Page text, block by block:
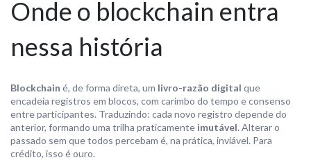
Onde o blockchain entra
nessa história
Blockchain é, de forma direta, um livro-razão digital que
encadeia registros em blocos, com carimbo do tempo e consenso
entre participantes. Traduzindo: cada novo registro depende do
anterior, formando uma trilha praticamente imutável. Alterar o
passado sem que todos percebam é, na prática, inviável. Para
crédito, isso é ouro.